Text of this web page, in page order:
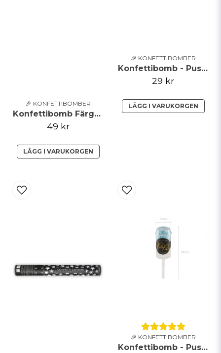
🎉 KONFETTIBOMBER
Konfettibomb Färgmix Konfetti 40cm
49 kr
LÄGG I VARUKORGEN
🎉 KONFETTIBOMBER
Konfettibomb - Push pop - Aprikos
29 kr
LÄGG I VARUKORGEN
🎉 KONFETTIBOMBER
Konfettibomb - Push pop - Ljusblå